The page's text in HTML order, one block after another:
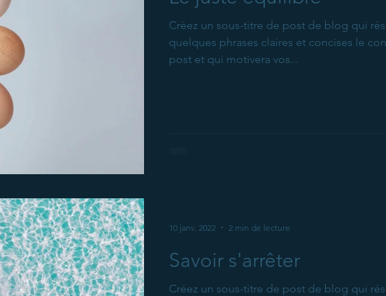
Créez un sous-titre de post de blog qui
quelques phrases claires et concises le
post et qui motivera vos...
Savoir s'arrêter
Créez un sous-titre de post de blog qui
10 janv. 2022 2 min de lecture